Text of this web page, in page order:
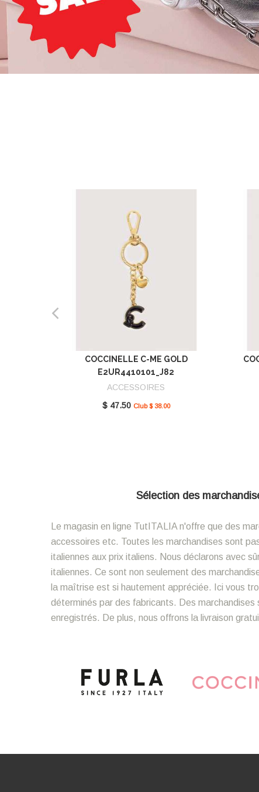
COCCINELLE C-ME GOLD
E2UR4410101_J82
ACCESSOIRES
$ 47.50 Club $ 38.00
Sélection des
Le magasin en ligne TutITALIA n'offre que des
accessoires etc. Toutes les marchandises sont
italiennes aux prix italiens. Nous déclarons avec
italiennes. Ce sont non seulement des
la maîtrise est si hautement appréciée. Ici vous
déterminés par des fabricants. Des
enregistrés. De plus, nous offrons la livraison